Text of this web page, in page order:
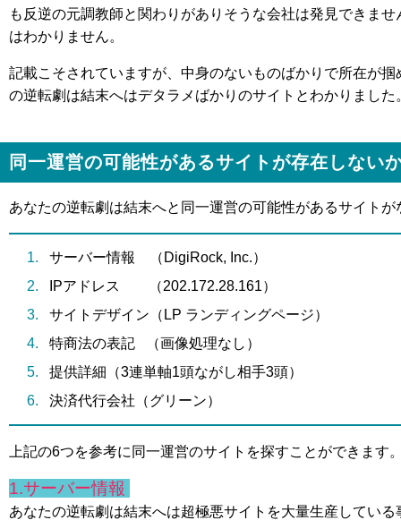
も反逆の元調教師と関わりがありそうな会社は発見できま
はわかりません。
記載こそされていますが、中身のないものばかりで所在が
の逆転劇は結末へはデタラメばかりのサイトとわかりました
同一運営の可能性があるサイトが存在しない
あなたの逆転劇は結末へと同一運営の可能性があるサイト
サーバー情報 （DigiRock, Inc.）
IPアドレス （202.172.28.161）
サイトデザイン（LP ランディングページ）
特商法の表記 （画像処理なし）
提供詳細（3連単軸1頭ながし相手3頭）
決済代行会社（グリーン）
上記の6つを参考に同一運営のサイトを探すことができます
1.サーバー情報
あなたの逆転劇は結末へは超極悪サイトを大量生産してい